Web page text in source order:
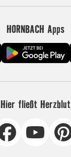
HORNBACH Apps
Hier fließt Herzblut